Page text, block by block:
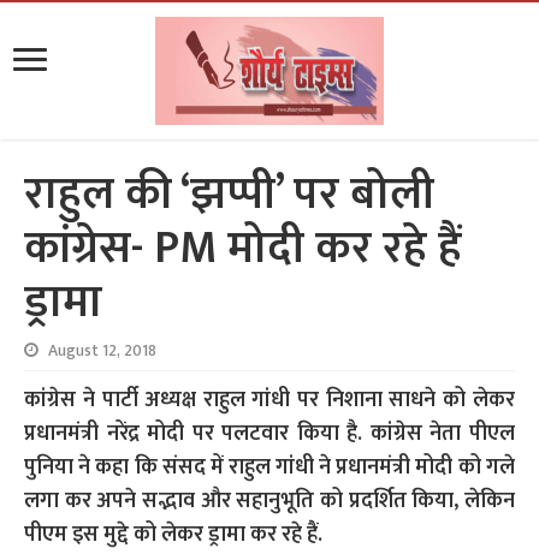
राहुल की ‘झप्पी’ पर बोली
कांग्रेस- PM मोदी कर रहे हैं
ड्रामा
August 12, 2018
कांग्रेस ने पार्टी अध्यक्ष राहुल गांधी पर निशाना साधने को लेकर
प्रधानमंत्री नरेंद्र मोदी पर पलटवार किया है. कांग्रेस नेता पीएल
पुनिया ने कहा कि संसद में राहुल गांधी ने प्रधानमंत्री मोदी को गले
लगा कर अपने सद्भाव और सहानुभूति को प्रदर्शित किया, लेकिन
पीएम इस मुद्दे को लेकर ड्रामा कर रहे हैं.